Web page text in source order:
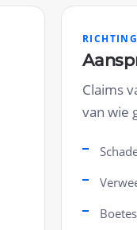
Claims
van wie